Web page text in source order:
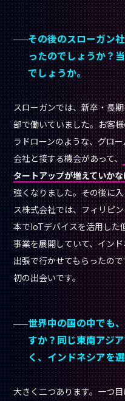
その後のスローガン
ったのでしょうか？
でしょうか。
スローガンでは、新卒・長
部で働いていました。お客
ラドローンのような、グロ
会社と接する機会があって、
タートアップが増えていかな
強くなりました。その後に
ス株式会社では、フィリピ
本でIoTデバイスを活用した
事業を展開していて、イン
出張で行かせてもらったの
初の出会いです。
世界中の国の中でも
すか？同じ東南アジ
く、インドネシアを
大きく二つあります。一つ